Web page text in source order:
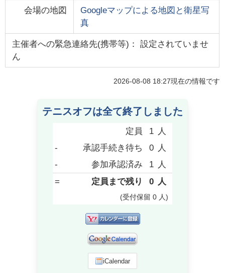
会場の地図
Googleマップによる地図と衛星写
真
主催者への緊急連絡先(携帯等)： 設定されていませ
ん
2026-08-08 18:27現在の情報です
テニスオフは全て終了しました
定員 1 人
-
承認手続き待ち 0 人
-
参加承認済み 1 人
=
定員まで残り 0 人
(受付保留 0 人)
iCalendar